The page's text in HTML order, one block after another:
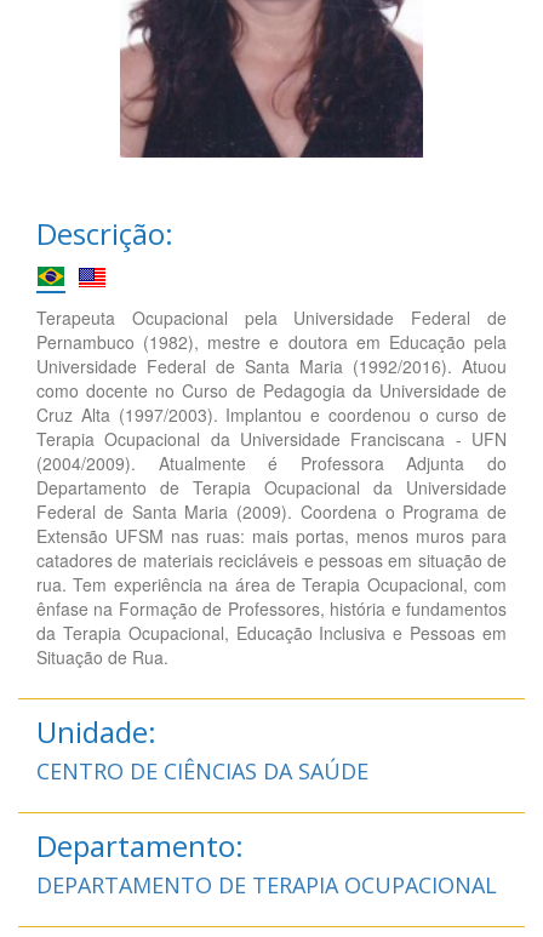
Descrição:
Terapeuta Ocupacional pela Universidade Federal de
Pernambuco (1982), mestre e doutora em Educação pela
Universidade Federal de Santa Maria (1992/2016). Atuou
como docente no Curso de Pedagogia da Universidade de
Cruz Alta (1997/2003). Implantou e coordenou o curso de
Terapia Ocupacional da Universidade Franciscana - UFN
(2004/2009). Atualmente é Professora Adjunta do
Departamento de Terapia Ocupacional da Universidade
Federal de Santa Maria (2009). Coordena o Programa de
Extensão UFSM nas ruas: mais portas, menos muros para
catadores de materiais recicláveis e pessoas em situação de
rua. Tem experiência na área de Terapia Ocupacional, com
ênfase na Formação de Professores, história e fundamentos
da Terapia Ocupacional, Educação Inclusiva e Pessoas em
Situação de Rua.
Unidade:
CENTRO DE CIÊNCIAS DA SAÚDE
Departamento:
DEPARTAMENTO DE TERAPIA OCUPACIONAL